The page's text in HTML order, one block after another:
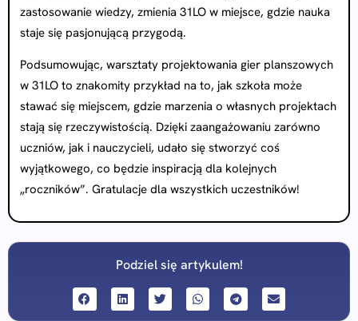
zastosowanie wiedzy, zmienia 31LO w miejsce, gdzie nauka
staje się pasjonującą przygodą.
Podsumowując, warsztaty projektowania gier planszowych
w 31LO to znakomity przykład na to, jak szkoła może
stawać się miejscem, gdzie marzenia o własnych projektach
stają się rzeczywistością. Dzięki zaangażowaniu zarówno
uczniów, jak i nauczycieli, udało się stworzyć coś
wyjątkowego, co będzie inspiracją dla kolejnych
„roczników”. Gratulacje dla wszystkich uczestników!
Podziel się artykulem!